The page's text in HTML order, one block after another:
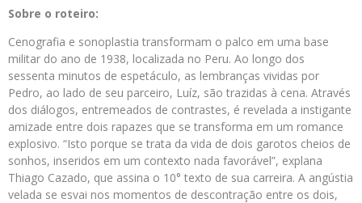
Sobre o roteiro:
Cenografia e sonoplastia transformam o palco em uma base
militar do ano de 1938, localizada no Peru. Ao longo dos
sessenta minutos de espetáculo, as lembranças vividas por
Pedro, ao lado de seu parceiro, Luíz, são trazidas à cena. Através
dos diálogos, entremeados de contrastes, é revelada a instigante
amizade entre dois rapazes que se transforma em um romance
explosivo. “Isto porque se trata da vida de dois garotos cheios de
sonhos, inseridos em um contexto nada favorável”, explana
Thiago Cazado, que assina o 10° texto de sua carreira. A angústia
velada se esvai nos momentos de descontração entre os dois,